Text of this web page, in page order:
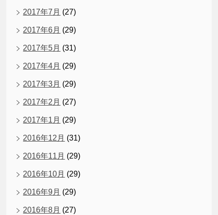
2017年7月 (27)
2017年6月 (29)
2017年5月 (31)
2017年4月 (29)
2017年3月 (29)
2017年2月 (27)
2017年1月 (29)
2016年12月 (31)
2016年11月 (29)
2016年10月 (29)
2016年9月 (29)
2016年8月 (27)